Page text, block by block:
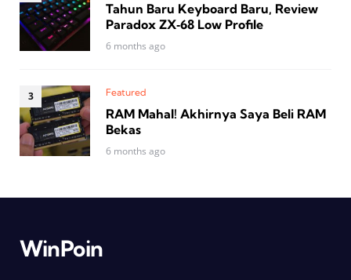
Tahun Baru Keyboard Baru, Review
Paradox ZX‑68 Low Profile
6 months ago
Featured
RAM Mahal! Akhirnya Saya Beli RAM
Bekas
6 months ago
WinPoin